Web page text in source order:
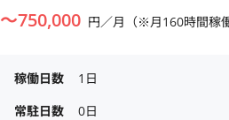
〜750,000 円／月（※月160時間稼
稼働日数
1日
常駐日数
0日